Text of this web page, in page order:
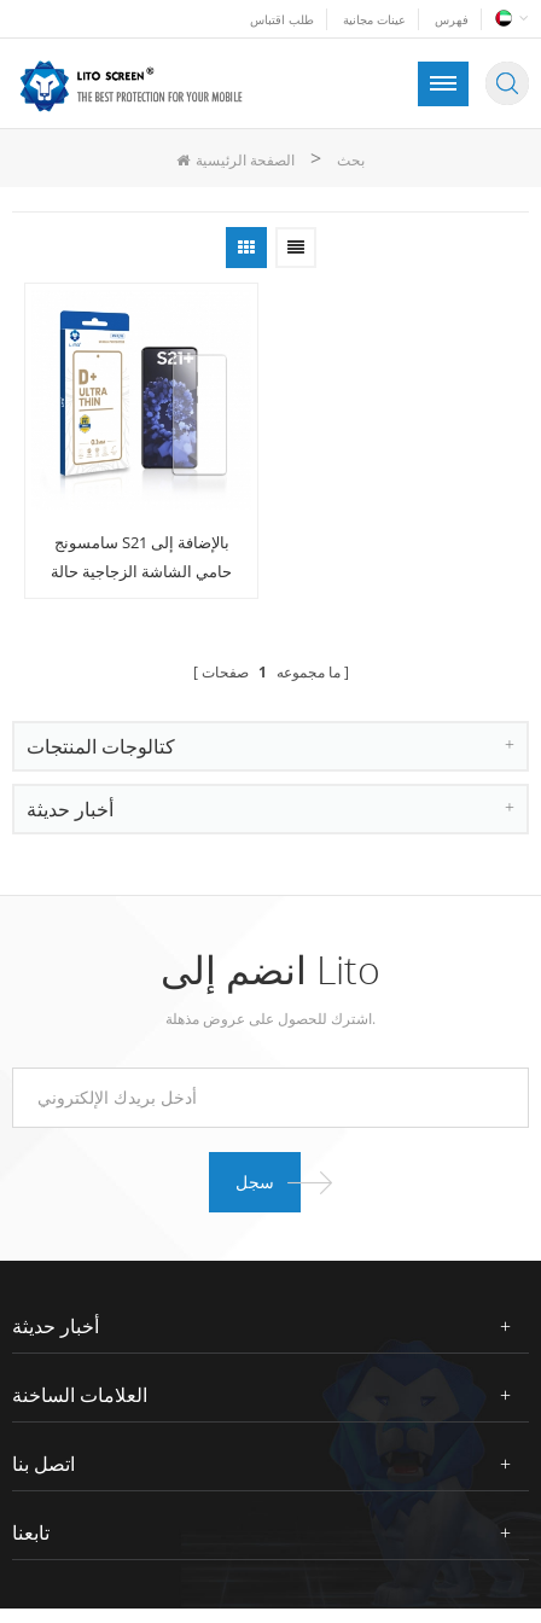
طلب اقتباس عينات مجانية فهرس
الصفحة الرئيسية > بحث
سامسونج S21 بالإضافة إلى
حامي الشاشة الزجاجية حالة
ما مجموعه 1 صفحات
كتالوجات المنتجات
أخبار حديثة
انضم إلى Lito
اشترك للحصول على عروض مذهلة.
أخبار حديثة
العلامات الساخنة
اتصل بنا
تابعنا